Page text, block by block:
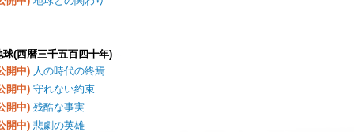
球(西暦三千五百四十年)
開中)人の時代の終焉
開中)守れない約束
開中)残酷な事実
開中)悲劇の英雄